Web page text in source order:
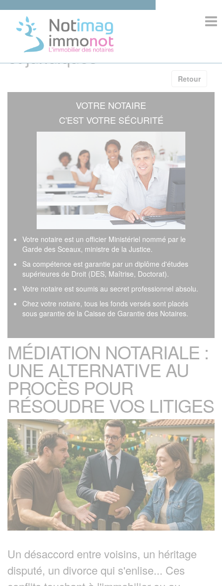
ACCUEIL
COMPETENCES
Informations immobilières
et juridiques
Retour
VOTRE NOTAIRE
C'EST VOTRE SÉCURITÉ
Votre notaire est un officier Ministériel nommé par le
Garde des Sceaux, ministre de la Justice.
Sa compétence est garantie par un diplôme d'études
supérieures de Droit (DES, Maîtrise, Doctorat).
Votre notaire est soumis au secret professionnel absolu.
Chez votre notaire, tous les fonds versés sont placés
sous garantie de la Caisse de Garantie des Notaires.
MÉDIATION NOTARIALE :
UNE ALTERNATIVE AU
PROCÈS POUR
RÉSOUDRE VOS LITIGES
Un désaccord entre voisins, un héritage
disputé, un divorce qui s'enlise... Ces